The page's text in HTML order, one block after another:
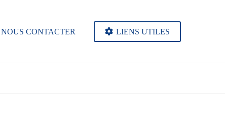
NOUS CONTACTER LIENS UTILES